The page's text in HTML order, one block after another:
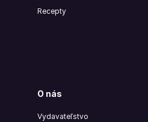
Recepty
O nás
Vydavateľstvo